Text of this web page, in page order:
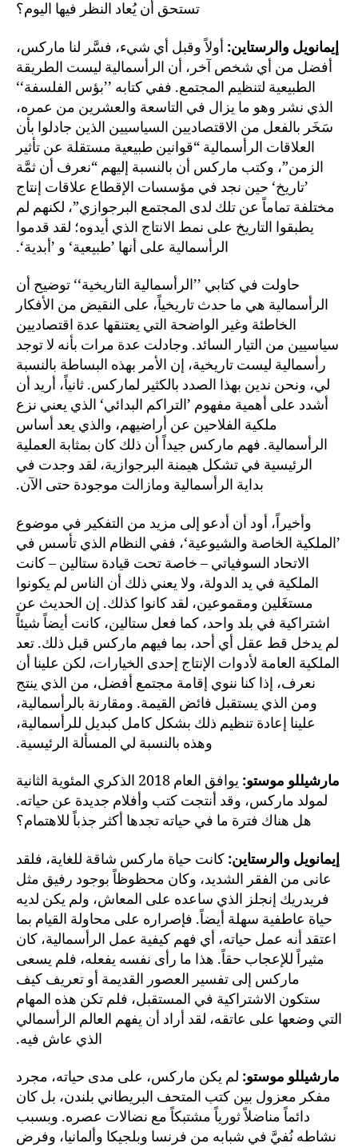
تستحق أن يُعاد النظر فيها اليوم؟
إيمانويل والرستاين: أولاً وقبل أي شيء، فسَّر لنا ماركس،
أفضل من أي شخص آخر، أن الرأسمالية ليست الطريقة
الطبيعية لتنظيم المجتمع. ففي كتابه ’’بؤس الفلسفة‘‘
الذي نشر وهو ما يزال في التاسعة والعشرين من عمره،
سَخَر بالفعل من الاقتصاديين السياسيين الذين جادلوا بأن
العلاقات الرأسمالية “قوانين طبيعية مستقلة عن تأثير
الزمن”، وكتب ماركس أن بالنسبة إليهم “نعرف أن ثمَّة
’تاريخ‘ حين نجد في مؤسسات الإقطاع علاقات إنتاج
مختلفة تماماً عن تلك لدى المجتمع البرجوازي”، لكنهم لم
يطبقوا التاريخ على نمط الانتاج الذي أيدوه؛ لقد قدموا
الرأسمالية على أنها ’طبيعية‘ و ’أبدية‘.
حاولت في كتابي ’’الرأسمالية التاريخية‘‘ توضيح أن
الرأسمالية هي ما حدث تاريخياً، على النقيض من الأفكار
الخاطئة وغير الواضحة التي يعتنقها عدة اقتصاديين
سياسيين من التيار السائد. وجادلت عدة مرات بأنه لا توجد
رأسمالية ليست تاريخية، إن الأمر بهذه البساطة بالنسبة
لي، ونحن ندين بهذا الصدد بالكثير لماركس. ثانياً، أريد أن
أشدد على أهمية مفهوم ’التراكم البدائي‘ الذي يعني نزع
ملكية الفلاحين عن أراضيهم، والذي يعد أساس
الرأسمالية. فهم ماركس جيداً أن ذلك كان بمثابة العملية
الرئيسية في تشكل هيمنة البرجوازية، لقد وجدت في
بداية الرأسمالية ومازالت موجودة حتى الآن.
وأخيراً، أود أن أدعو إلى مزيد من التفكير في موضوع
’الملكية الخاصة والشيوعية‘، ففي النظام الذي تأسس في
الاتحاد السوفياتي – خاصة تحت قيادة ستالين – كانت
الملكية في يد الدولة، ولا يعني ذلك أن الناس لم يكونوا
مستغَلين ومقموعين، لقد كانوا كذلك. إن الحديث عن
اشتراكية في بلد واحد، كما فعل ستالين، كانت أيضاً شيئاً
لم يدخل قط عقل أي أحد، بما فيهم ماركس قبل ذلك. تعد
الملكية العامة لأدوات الإنتاج إحدى الخيارات، لكن علينا أن
نعرف، إذا كنا ننوي إقامة مجتمع أفضل، من الذي ينتج
ومن الذي يستقبل فائض القيمة. ومقارنة بالرأسمالية،
علينا إعادة تنظيم ذلك بشكل كامل كبديل للرأسمالية،
وهذه بالنسبة لي المسألة الرئيسية.
مارشيللو موستو:
يوافق العام 2018 الذكري المئوية الثانية
لمولد ماركس، وقد أنتجت كتب وأفلام جديدة عن حياته.
هل هناك فترة ما في حياته تجدها أكثر جذباً للاهتمام؟
إيمانويل والرستاين: كانت حياة ماركس شاقة للغاية، فلقد
عانى من الفقر الشديد، وكان محظوظاً بوجود رفيق مثل
فريدريك إنجلز الذي ساعده على المعاش، ولم يكن لديه
حياة عاطفية سهلة أيضاً. فإصراره على محاولة القيام بما
اعتقد أنه عمل حياته، أي فهم كيفية عمل الرأسمالية، كان
مثيراً للإعجاب حقاً. هذا ما رأى نفسه يفعله، فلم يسعى
ماركس إلى تفسير العصور القديمة أو تعريف كيف
ستكون الاشتراكية في المستقبل، فلم تكن هذه المهام
التي وضعها على عاتقه، لقد أراد أن يفهم العالم الرأسمالي
الذي عاش فيه.
مارشيللو موستو: لم يكن ماركس، على مدى حياته، مجرد
مفكر معزول بين كتب المتحف البريطاني بلندن، بل كان
دائماً مناضلاً ثورياً مشتبكاً مع نضالات عصره. وبسبب
نشاطه نُفيَّ في شبابه من فرنسا وبلجيكا وألمانيا، وفرض